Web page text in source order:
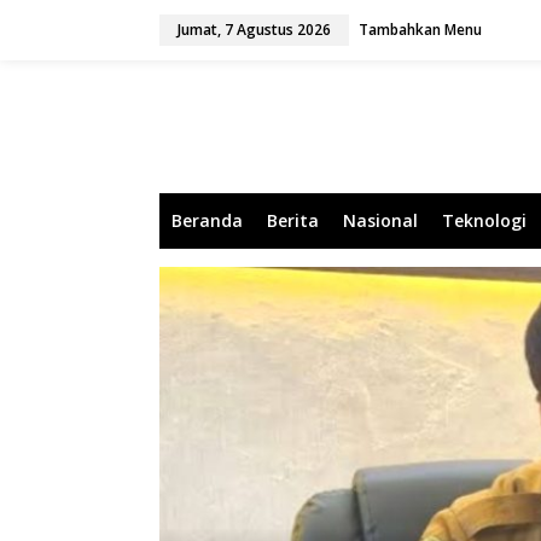
Jumat, 7 Agustus 2026 Tambahkan Menu
Beranda Berita Nasional Teknologi